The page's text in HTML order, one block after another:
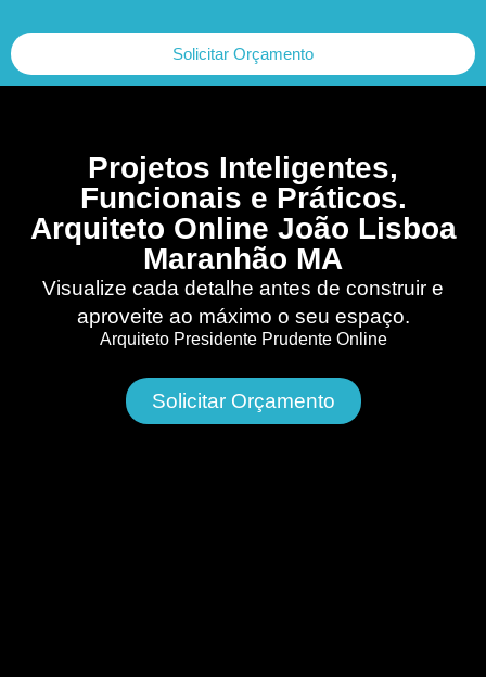
Solicitar Orçamento
Projetos Inteligentes,
Funcionais e Práticos.
Arquiteto Online João Lisboa
Maranhão MA
Visualize cada detalhe antes de construir e
aproveite ao máximo o seu espaço.
Arquiteto Presidente Prudente Online
Solicitar Orçamento